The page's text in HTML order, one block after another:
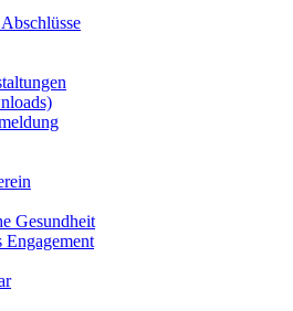
Gesundheit
Engagement